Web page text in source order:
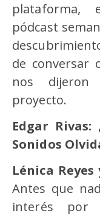
plataforma,
pódcast
de conversar
nos dijeron
proyecto.
Edgar
Sonidos
Lénica
Antes que
interés por